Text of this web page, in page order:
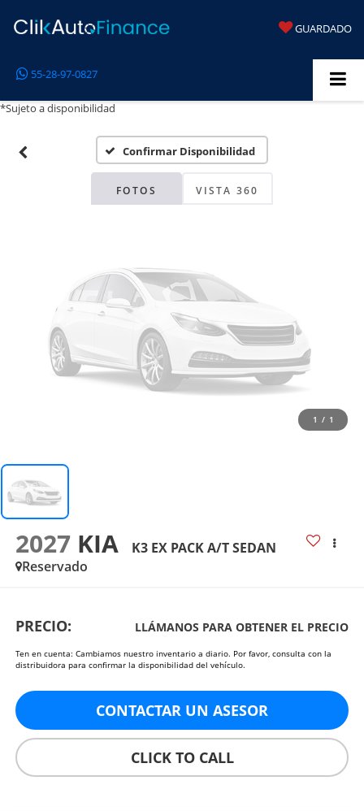
GUARDADO
55-28-97-0827
*Sujeto a disponibilidad
Confirmar Disponibilidad
FOTOS VISTA 360
Disponibles
Por favor, revise luego
1 / 1
2027 KIA
K3 EX PACK A/T SEDAN
Reservado
PRECIO: LLÁMANOS PARA OBTENER EL PRECIO
Ten en cuenta: Cambiamos nuestro inventario a diario. Por favor, consulta con la
distribuidora para confirmar la disponibilidad del vehículo.
CONTACTAR UN ASESOR
CLICK TO CALL